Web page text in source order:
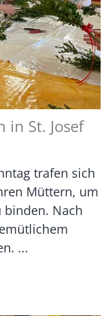
in St. Josef
trafen sich
Müttern, um
binden. Nach
...